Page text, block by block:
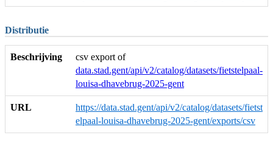
Distributie
Beschrijving
csv export of
data.stad.gent/api/v2/catalog/datasets/fietstelpaal-
louisa-dhavebrug-2025-gent
URL
https://data.stad.gent/api/v2/catalog/datasets/fietst
elpaal-louisa-dhavebrug-2025-gent/exports/csv